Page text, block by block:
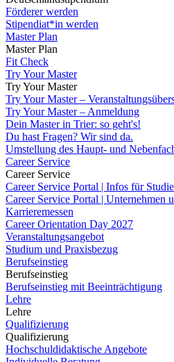
Förderer werden
Stipendiat*in werden
Master Plan
Master Plan
Fit Check
Try Your Master
Try Your Master
Try Your Master –
Try Your Master – Anmeldung
Dein Master in Trier: so geht's!
Du hast Fragen? Wir sind da.
Umstellung des Haupt- und
Career Service
Career Service
Career Service Portal | Infos für
Career Service Portal | Unternehmen
Karrieremessen
Career Orientation Day 2027
Veranstaltungsangebot
Studium und Praxisbezug
Berufseinstieg
Berufseinstieg
Berufseinstieg mit Beeinträchtigung
Lehre
Lehre
Qualifizierung
Qualifizierung
Hochschuldidaktische Angebote